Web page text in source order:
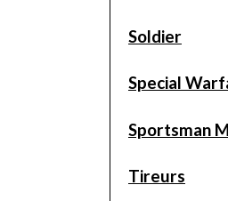
Soldier
Special
Sportsman
Tireurs